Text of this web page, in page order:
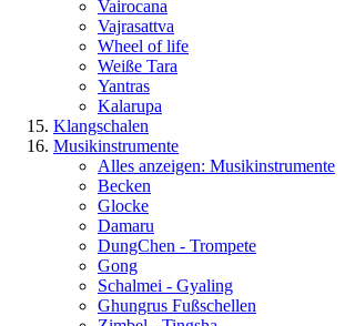
Vairocana
Vajrasattva
Wheel of life
Weiße Tara
Yantras
Kalarupa
Klangschalen
Musikinstrumente
Alles anzeigen: Musikinstrumente
Becken
Glocke
Damaru
DungChen - Trompete
Gong
Schalmei - Gyaling
Ghungrus Fußschellen